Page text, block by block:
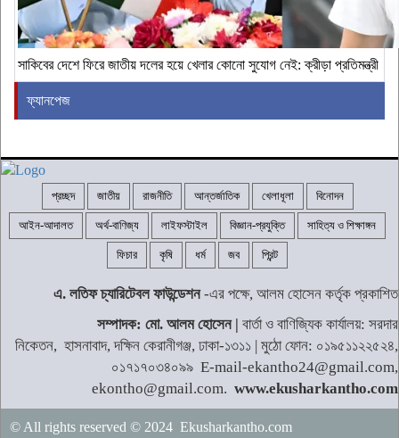
সাকিবের দেশে ফিরে জাতীয় দলের হয়ে খেলার কোনো সুযোগ নেই: ক্রীড়া প্রতিমন্ত্রী
ফ্যানপেজ
প্রচ্ছদ জাতীয় রাজনীতি আন্তর্জাতিক খেলাধূলা বিনোদন
আইন-আদালত অর্থ-বাণিজ্য লাইফস্টাইল বিজ্ঞান-প্রযুক্তি সাহিত্য ও শিক্ষাঙ্গন
ফিচার কৃষি ধর্ম জব প্রিন্ট
এ. লতিফ চ্যারিটেবল ফাউন্ডেশন-এর পক্ষে, আলম হোসেন কর্তৃক প্রকাশিত
সম্পাদক: মো. আলম হোসেন | বার্তা ও বাণিজ্যিক কার্যালয়: সরদার
নিকেতন, হাসনাবাদ, দক্ষিন কেরানীগঞ্জ, ঢাকা-১৩১১ | মুঠো ফোন: ০১৯৫১১২২৫২৪,
০১৭১৭০৩৪০৯৯ E-mail-ekantho24@gmail.com,
ekontho@gmail.com. www.ekusharkantho.com
© All rights reserved © 2024 Ekusharkantho.com